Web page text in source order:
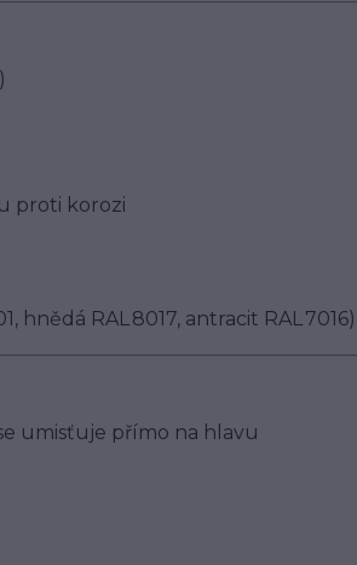
proti korozi
RAL 8017, antracit RAL 7016)
umisťuje přímo na hlavu